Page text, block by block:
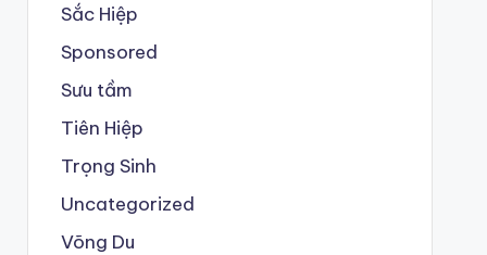
Sắc Hiệp
Sponsored
Sưu tầm
Tiên Hiệp
Trọng Sinh
Uncategorized
Võng Du